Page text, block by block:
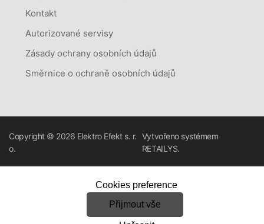
Kontakt
Autorizované servisy
Zásady ochrany osobních údajů
Směrnice o ochraně osobních údajů
Copyright © 2026 Elektro Efekt s. r.
o.
Vytvořeno systémem
RETAILYS.
Cookies preference
Přijmout vše